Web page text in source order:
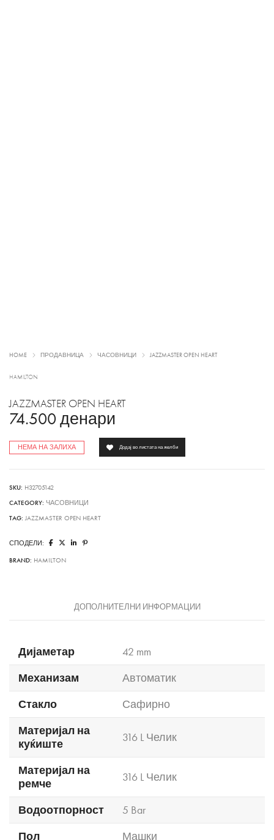
HOME ПРОДАВНИЦА ЧАСОВНИЦИ JAZZMASTER OPEN HEART
HAMILTON
JAZZMASTER OPEN HEART
74.500 денари
НЕМА НА ЗАЛИХА Додај во листата на желби
SKU: H32705142
CATEGORY: ЧАСОВНИЦИ
TAG:JAZZMASTER OPEN HEART
СПОДЕЛИ:
BRAND: HAMILTON
ДОПОЛНИТЕЛНИ ИНФОРМАЦИИ
Дијаметар
42 mm
Механизам
Автоматик
Стакло
Сафирно
Материјал на
куќиште
316 L Челик
Материјал на
ремче
316 L Челик
Водоотпорност
5 Bar
Пол
Машки